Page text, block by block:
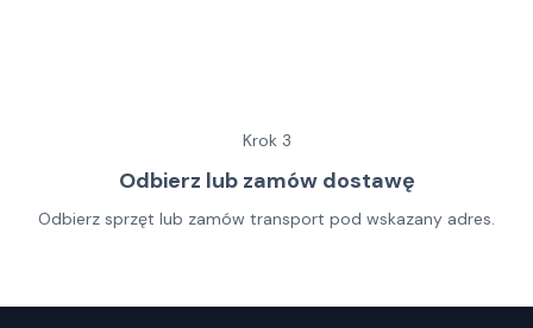
Krok 3
Odbierz lub zamów dostawę
Odbierz sprzęt lub zamów transport pod wskazany adres.